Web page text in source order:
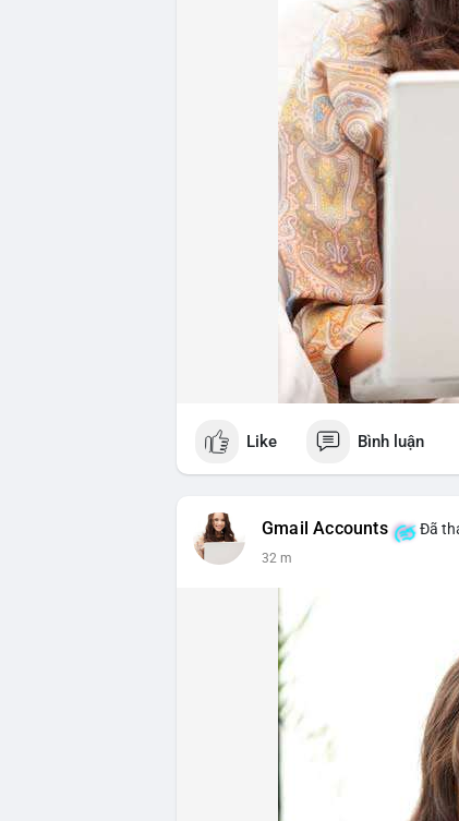
#feargreedindex
Like Bình luận
Gmail Accounts Đã
32 m